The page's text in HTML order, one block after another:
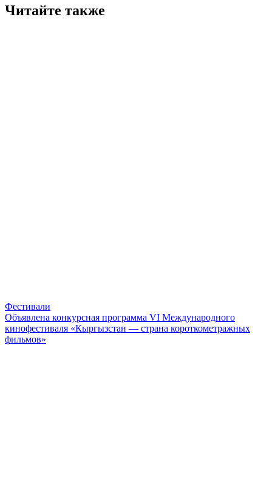
Читайте также
Фестивали
Объявлена конкурсная программа VI Международного
кинофестиваля «Кыргызстан — страна короткометражных
фильмов»